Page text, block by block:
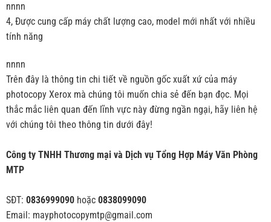
nnnn
4, Được cung cấp máy chất lượng cao, model mới nhất với nhiều
tính năng
nnnn
Trên đây là thông tin chi tiết về nguồn gốc xuất xứ của máy
photocopy Xerox mà chúng tôi muốn chia sẻ đến bạn đọc. Mọi
thắc mắc liên quan đến lĩnh vực này đừng ngần ngại, hãy liên hệ
với chúng tôi theo thông tin dưới đây!
Công ty TNHH Thương mại và Dịch vụ Tổng Hợp Máy Văn Phòng
MTP
SĐT: 0836999090hoặc 0838099090
Email: mayphotocopymtp@gmail.com